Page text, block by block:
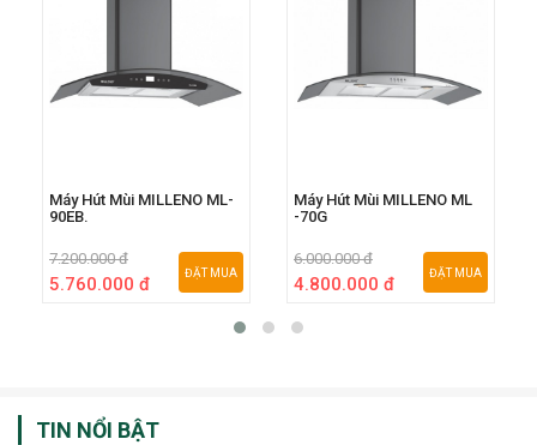
Máy Hút Mùi MILLENO ML-
90EB.
7.200.000 đ
5.760.000 đ
ĐẶT MUA
Máy Hút Mùi MILLENO ML
-70G
6.000.000 đ
4.800.000 đ
ĐẶT MUA
TIN NỔI BẬT